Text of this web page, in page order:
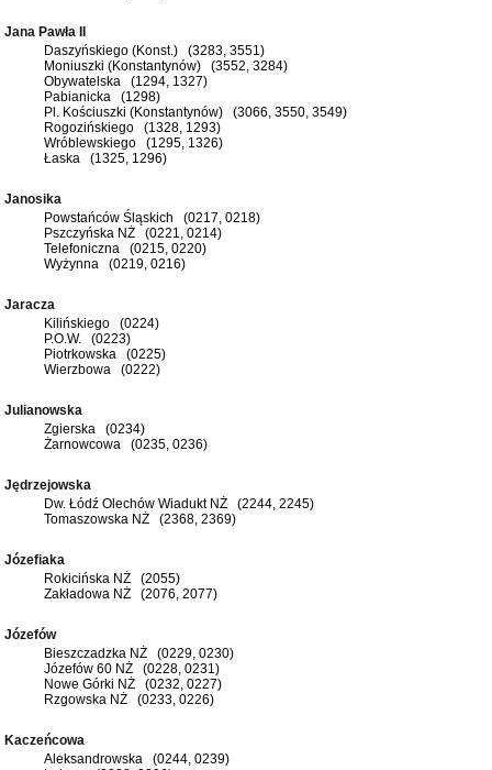
Jana Pawła II
Daszyńskiego (Konst.) (3283, 3551)
Moniuszki (Konstantynów) (3552, 3284)
Obywatelska (1294, 1327)
Pabianicka (1298)
Pl. Kościuszki (Konstantynów) (3066, 3550, 3549)
Rogozińskiego (1328, 1293)
Wróblewskiego (1295, 1326)
Łaska (1325, 1296)
Janosika
Powstańców Śląskich (0217, 0218)
Pszczyńska NŻ (0221, 0214)
Telefoniczna (0215, 0220)
Wyżynna (0219, 0216)
Jaracza
Kilińskiego (0224)
P.O.W. (0223)
Piotrkowska (0225)
Wierzbowa (0222)
Julianowska
Zgierska (0234)
Żarnowcowa (0235, 0236)
Jędrzejowska
Dw. Łódź Olechów Wiadukt NŻ (2244, 2245)
Tomaszowska NŻ (2368, 2369)
Józefiaka
Rokicińska NŻ (2055)
Zakładowa NŻ (2076, 2077)
Józefów
Bieszczadzka NŻ (0229, 0230)
Józefów 60 NŻ (0228, 0231)
Nowe Górki NŻ (0232, 0227)
Rzgowska NŻ (0233, 0226)
Kaczeńcowa
Aleksandrowska (0244, 0239)